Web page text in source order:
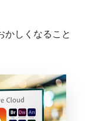
かしくなること